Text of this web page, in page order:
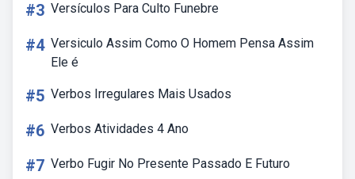
#3 Versículos Para Culto Funebre
#4 Versiculo Assim Como O Homem Pensa Assim
Ele é
#5 Verbos Irregulares Mais Usados
#6 Verbos Atividades 4 Ano
#7 Verbo Fugir No Presente Passado E Futuro